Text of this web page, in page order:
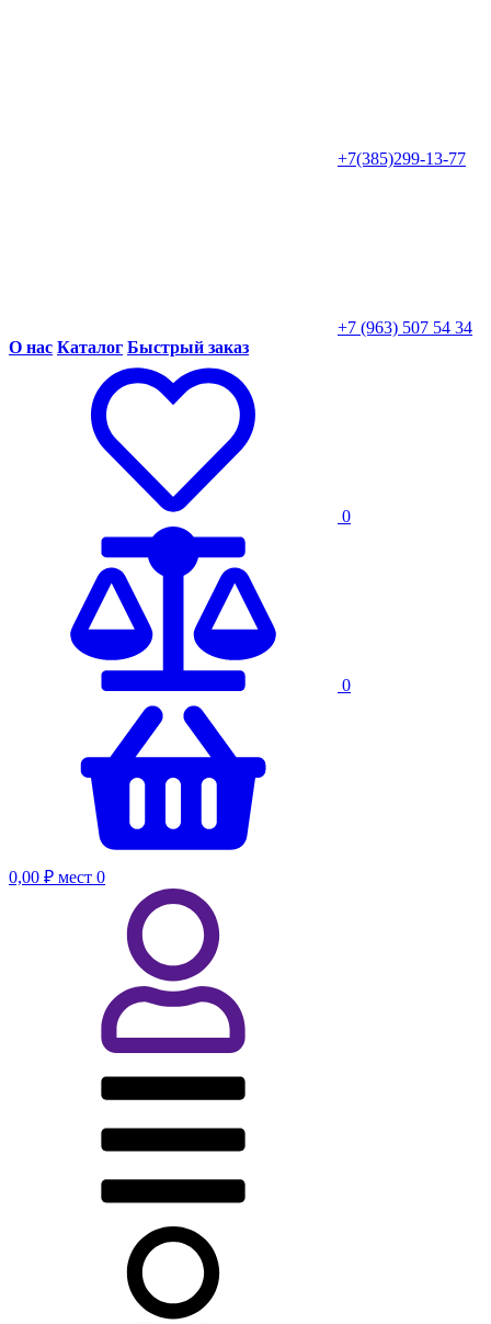
+7(385)299-13-77
+7 (963) 507 54 34
О нас Каталог Быстрый заказ
0
0
0,00 ₽ мест 0